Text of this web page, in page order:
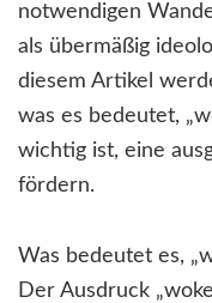
notwendigen
als übermäßig
diesem Artikel
was es bedeutet,
wichtig ist, eine
fördern.
Was bedeutet es,
Der Ausdruck